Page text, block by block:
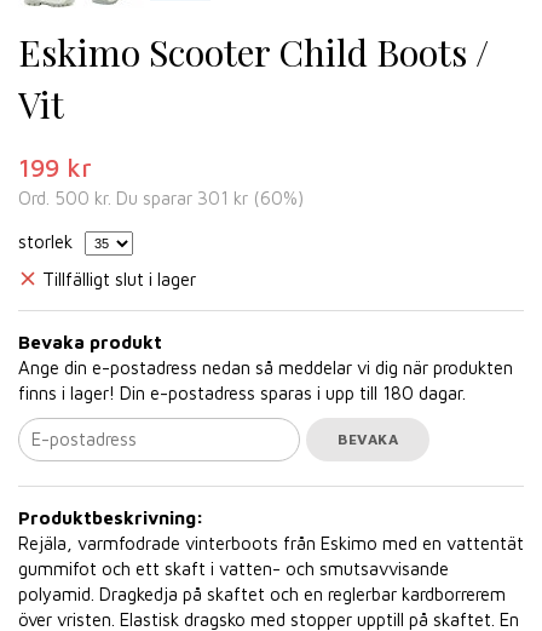
Eskimo Scooter Child Boots /
Vit
199 kr
Ord. 500 kr. Du sparar 301 kr (60%)
storlek
Tillfälligt slut i lager
Bevaka produkt
Ange din e-postadress nedan så meddelar vi dig när produkten
finns i lager! Din e-postadress sparas i upp till 180 dagar.
BEVAKA
Produktbeskrivning:
Rejäla, varmfodrade vinterboots från Eskimo med en vattentät
gummifot och ett skaft i vatten- och smutsavvisande
polyamid. Dragkedja på skaftet och en reglerbar kardborrerem
över vristen. Elastisk dragsko med stopper upptill på skaftet. En